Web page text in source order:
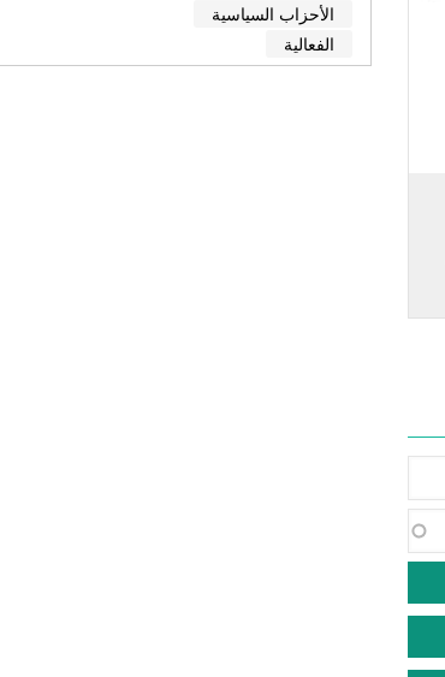
الأحزاب السياسية
الفعالية